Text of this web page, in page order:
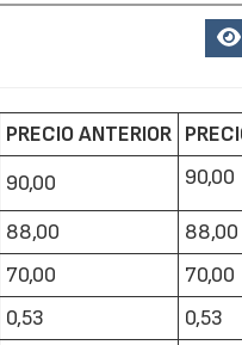
PRECIO ANTERIOR
90,00 90,00
88,00
88,00
70,00
70,00
0,53
0,53